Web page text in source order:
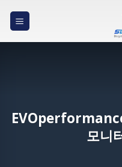
모니